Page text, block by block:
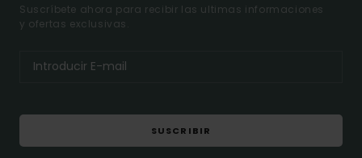
Suscríbete ahora para recibir las ultimas informaciones
y ofertas exclusivas.
SUSCRIBIR